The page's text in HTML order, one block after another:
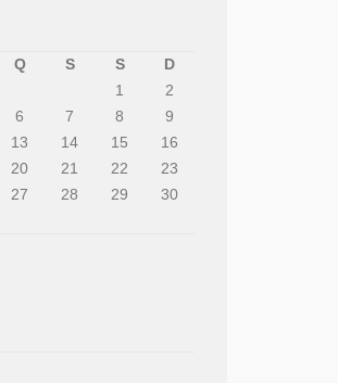
Q S S
D
1
2
6 7 8
9
13 14 15
16
20 21 22
23
27 28 29
30